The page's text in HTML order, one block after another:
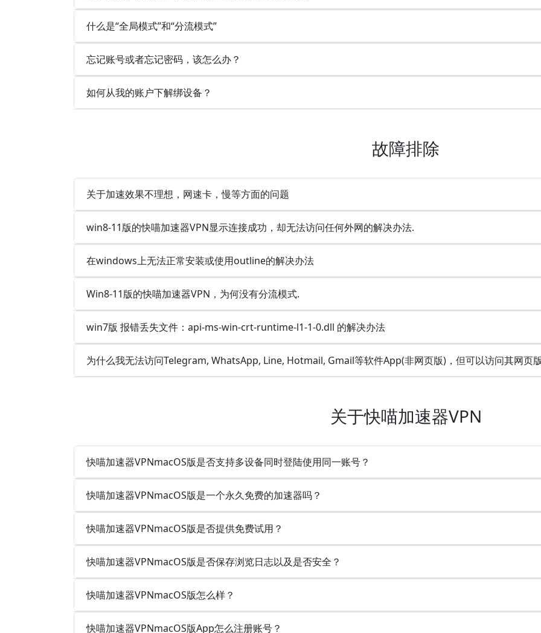
什么是“全局模式”和“分流模式”
忘记账号或者忘记密码，该怎么办？
如何从我的账户下解绑设备？
故障排除
关于加速效果不理想，网速卡，慢等方面的问题
win8-11版的快喵加速器VPN显示连接成功，却无法访问任何外网的解决办法.
在windows上无法正常安装或使用outline的解决办法
Win8-11版的快喵加速器VPN，为何没有分流模式.
win7版 报错丢失文件：api-ms-win-crt-runtime-l1-1-0.dll 的解决办法
为什么我无法访问Telegram, WhatsApp, Line, Hotmail, Gmail等软件App(非网页版)，但可以访问其网页
关于快喵加速器VPN
快喵加速器VPNmacOS版是否支持多设备同时登陆使用同一账号？
快喵加速器VPNmacOS版是一个永久免费的加速器吗？
快喵加速器VPNmacOS版是否提供免费试用？
快喵加速器VPNmacOS版是否保存浏览日志以及是否安全？
快喵加速器VPNmacOS版怎么样？
快喵加速器VPNmacOS版App怎么注册账号？